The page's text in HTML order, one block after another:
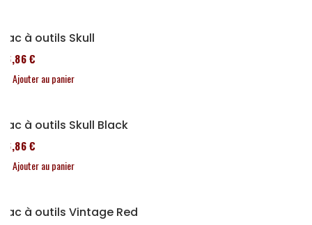
Sac à outils Skull
76,86 €
Ajouter au panier
Sac à outils Skull Black
76,86 €
Ajouter au panier
Sac à outils Vintage Red